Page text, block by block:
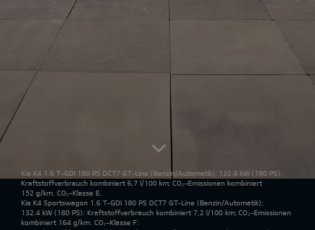
Kia K4 1.6 T-GDI 180 PS DCT7 GT-Line (Benzin/Automatik); 132.4 kW (180 PS):
Kraftstoffverbrauch kombiniert 6,7 l/100 km; CO₂-Emissionen kombiniert
152 g/km. CO₂-Klasse E.
Kia K4 Sportswagon 1.6 T-GDI 180 PS DCT7 GT-Line (Benzin/Automatik);
132.4 kW (180 PS): Kraftstoffverbrauch kombiniert 7,2 l/100 km; CO₂-Emissionen
kombiniert 164 g/km. CO₂-Klasse F.